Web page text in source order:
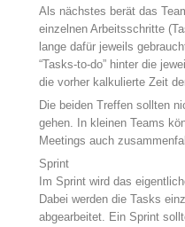
Als nächstes berät das
einzelnen Arbeitsschritte
lange dafür jeweils
“Tasks-to-do” hinter die
die vorher kalkulierte Zeit
Die beiden Treffen sollten
gehen. In kleinen Teams
Meetings auch
Sprint
Im Sprint wird das
Dabei werden die Tasks
abgearbeitet. Ein Sprint